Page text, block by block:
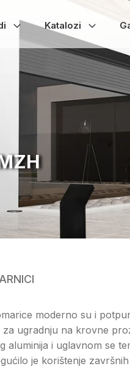
Katalozi
moderno su i
ugradnju na krovne
aluminija i uglavnom se
je korištenje